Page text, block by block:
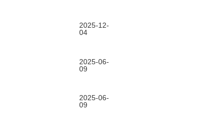
2025-12-
04
2025-06-
09
2025-06-
09